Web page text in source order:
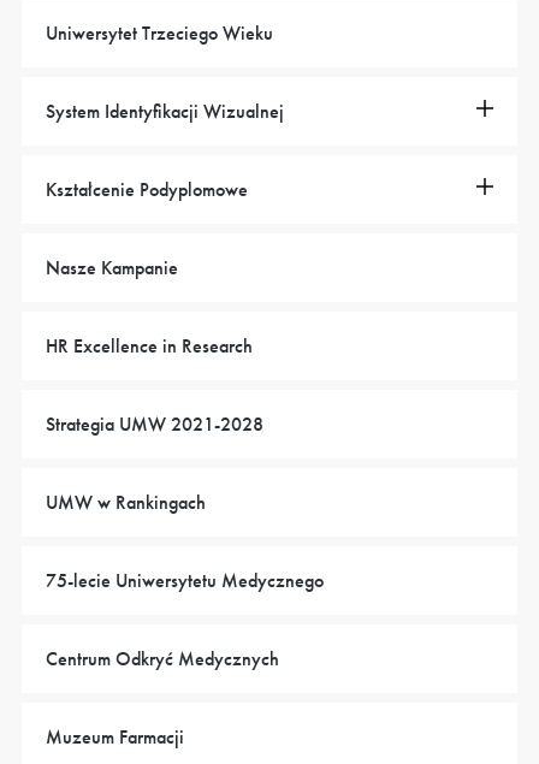
Uniwersytet Trzeciego Wieku
System Identyfikacji Wizualnej
Kształcenie Podyplomowe
Nasze Kampanie
HR Excellence in Research
Strategia UMW 2021-2028
UMW w Rankingach
75-lecie Uniwersytetu Medycznego
Centrum Odkryć Medycznych
Muzeum Farmacji